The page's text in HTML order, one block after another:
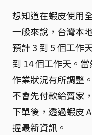
想知道在蝦皮使用
一般來說，台灣本
預計 3 到 5 個工作
到 14 個工作天。
作業狀況有所調整
不會先付款給賣家
下單後，透過蝦皮
握最新資訊。